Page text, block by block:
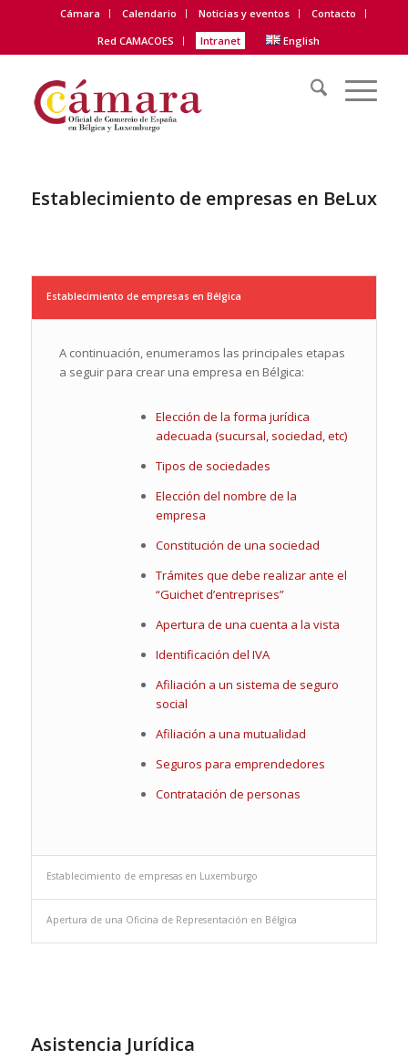
Cámara Calendario Noticias y eventos
Contacto
Red CAMACOES
Intranet English
Establecimiento de empresas en BeLux
Establecimiento de empresas en Bélgica
A continuación, enumeramos las principales etapas
a seguir para crear una empresa en Bélgica:
Elección de la forma jurídica
adecuada (sucursal, sociedad, etc)
Tipos de sociedades
Elección del nombre de la
empresa
Constitución de una sociedad
Trámites que debe realizar ante el
“Guichet d’entreprises”
Apertura de una cuenta a la vista
Identificación del IVA
Afiliación a un sistema de seguro
social
Afiliación a una mutualidad
Seguros para emprendedores
Contratación de personas
Establecimiento de empresas en Luxemburgo
Apertura de una Oficina de Representación en Bélgica
Asistencia Jurídica